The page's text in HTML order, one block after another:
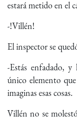
estará metido en el
-!Villén!
El inspector se
-Estás enfadado,
único elemento
imaginas esas cosas.
Villén no se